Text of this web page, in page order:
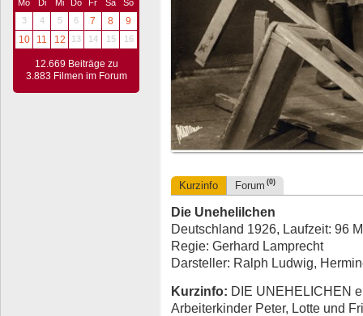
Mo Di Mi Do Fr Sa
So
3
4 5 6 7 8
9
10
11 12 13 14 15 16
12.669 Beiträge zu
3.883 Filmen im Forum
Kurzinfo Forum (0)
Die Unehelilchen
Deutschland 1926, Laufzeit: 96
Regie: Gerhard Lamprecht
Darsteller: Ralph Ludwig,
Kurzinfo: DIE UNEHELICHEN
Arbeiterkinder Peter, Lotte und